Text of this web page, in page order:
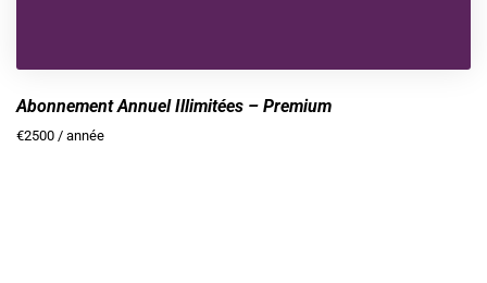
Abonnement Annuel Illimitées – Premium
€2500 / année